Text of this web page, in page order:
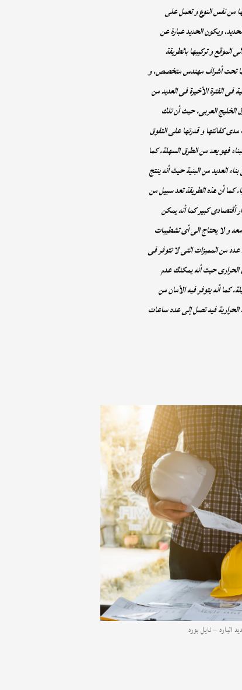
من نفس النوع و تعمل على
ويكون الحديد عبارة عن
الموقع و تركيبها بالطريقة
تحت أشراف مهندس متخصص، و
فى الفترة الأخيرة فى العديد من
الخليج العربى، حيث أن تلك
كفائتها و قدرتها على التفوق
فهو يعد من الطرق السهلة، كما
العديد من البنية حيث أنه ينتج
كما أن هذه الطريقة تعد سبيل من
أقتصادى كبير كما أنه يمكن
و لا يحتاج الى أى تشطيبات
من المميزات التى لا تتوفر فى
الحرارى حيث أنه يمكنك عدم
كما أنه يتوفر فيه الأمان من
الحرارية فيه تصل إلى عدد ساعات
البارد – نايل بورد